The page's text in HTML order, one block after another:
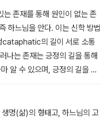
혹은 만물을 흘려내보내는
때문이다. 그들은 현실이 무
무엇인지는 설명하지는 못한
학은 논리의 취약함을 스스로
님에 관한 그리스도교의 논의
우위를 점한다. 특별히 삼위
는 측면에서 그렇다. 그리스도
는 삼위일체 하느님의 사랑이
존재를 통해 원인이 없는 존
하느님을 안다. 이는 신학 방법
의 길이 서로 소통
나는 존재는 긍정의 길을 통해
알 수 있으며, 긍정의 길을 통
드러나는 존재를 통해 더 잘 이
는 존재를 온전히 알 수 없다는
재 역시 온전히 알 수 없음을 의
명(삶)의 형태고, 하느님의 고